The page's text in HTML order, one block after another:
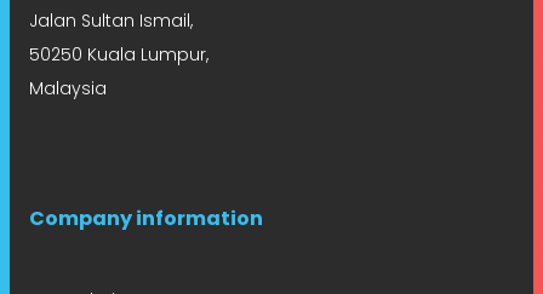
Jalan Sultan Ismail,
50250 Kuala Lumpur,
Malaysia
Company information